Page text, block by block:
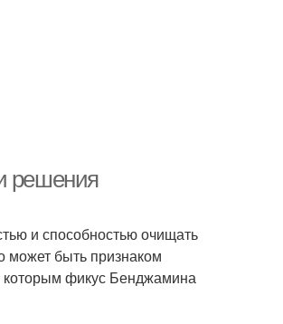
решения
и способностью очищать
может быть признаком
которым фикус Бенджамина